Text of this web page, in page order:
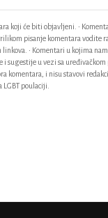
koji će biti objavljeni. •
pisanje komentara
• Komentari u kojima
i sugestije u vezi sa
komentara, i nisu stavovi
poulaciji.